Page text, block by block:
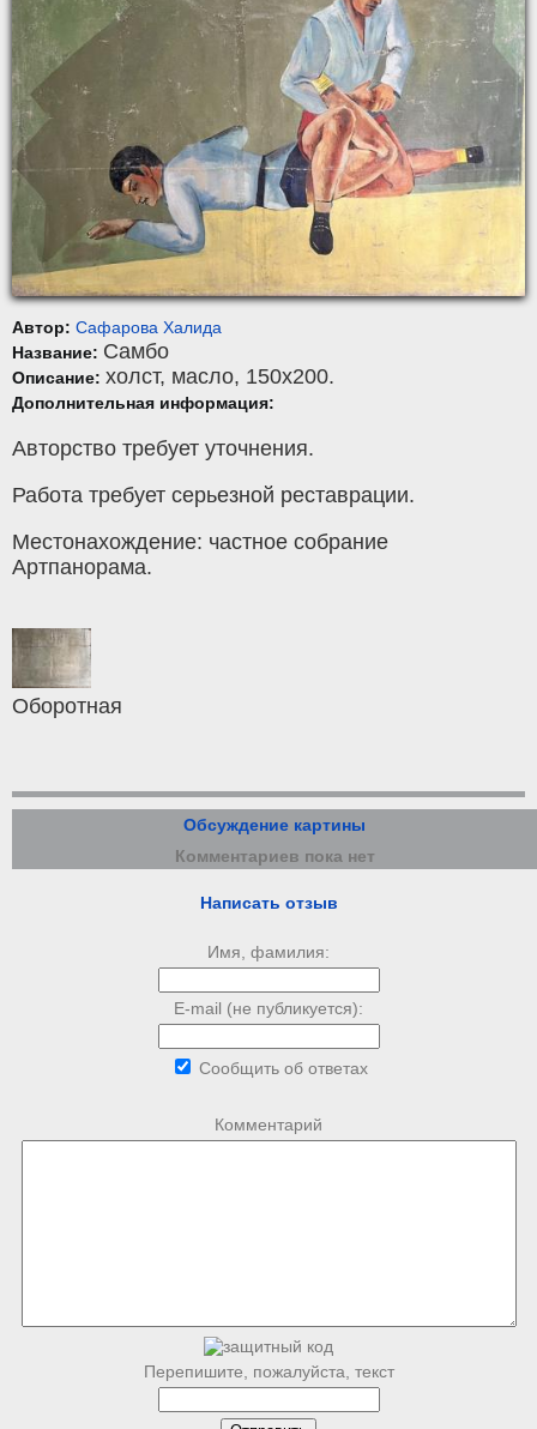
Автор: Сафарова Халида
Название: Самбо
Описание: холст, масло, 150x200.
Дополнительная информация:
Авторство требует уточнения.
Работа требует серьезной реставрации.
Местонахождение: частное собрание
Артпанорама.
Оборотная
Обсуждение картины
Комментариев пока нет
Написать отзыв
Имя, фамилия:
E-mail (не публикуется):
Сообщить об ответах
Комментарий
Перепишите, пожалуйста, текст